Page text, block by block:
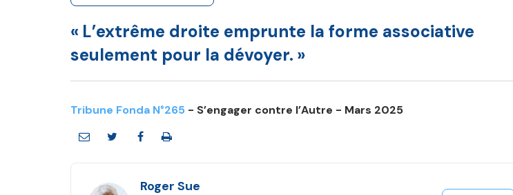
« L’extrême droite emprunte la forme associative
seulement pour la dévoyer. »
Tribune Fonda N°265 - S’engager contre l’Autre - Mars 2025
Roger Sue